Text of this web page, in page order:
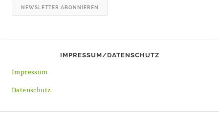
v
IMPRESSUM/DATENSCHUTZ
Impressum
Datenschutz